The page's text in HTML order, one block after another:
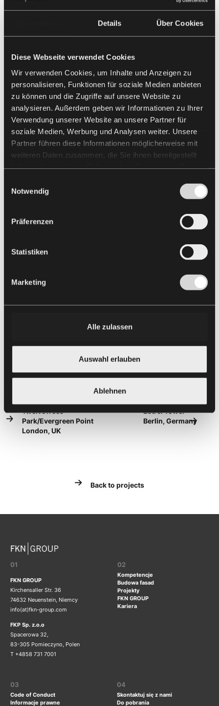
Details Über Cookies
Diese Webseite verwendet Cookies
Wir verwenden Cookies, um Inhalte und Anzeigen zu
personalisieren, Funktionen für soziale Medien anbieten
zu können und die Zugriffe auf unsere Website zu
analysieren. Außerdem geben wir Informationen zu Ihrer
Verwendung unserer Website an unsere Partner für
soziale Medien, Werbung und Analysen weiter. Unsere
Partner führen diese Informationen möglicherweise mit
weiteren Daten zusammen, die Sie ihnen bereitgestellt
Notwendig
Präferenzen
Statistiken
Marketing
Alle zulassen
Auswahl erlauben
Ablehnen
Scope of services
7,700 m² unitised curtain wall, 1,00 m²
[Translate to Polnisch:]
TwelveTrees
Park/Evergreen Point
London, UK
Estrel Tower
Berlin, Germany
Back to projects
01
FKN GROUP
Kirchensaller Str. 36
74632 Neuenstein, Niemcy
info(at)fkn-group.com
FKP Sp. z.o.o
Spacerowa 32,
83-305 Pomieczyno, Polen
T +4858 731 7001
02
Kompetencje
Budowa fasad
Projekty
FKN GROUP
Kariera
03
Code of Conduct
Informacje prawne
04
Skontaktuj się z nami
Do pobrania